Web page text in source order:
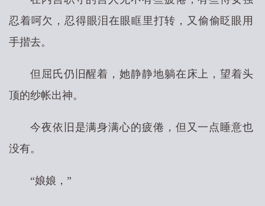
忍着呵欠，忍得眼泪在眼眶里打转，又偷偷眨眼用
手揩去。
但屈氏仍旧醒着，她静静地躺在床上，望着头
顶的纱帐出神。
今夜依旧是满身满心的疲倦，但又一点睡意也
没有。
“娘娘，”